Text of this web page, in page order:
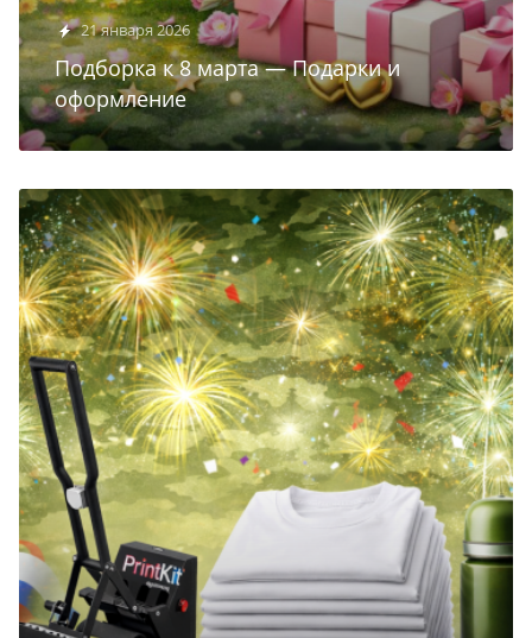
21 января 2026
Подборка к 8 марта — Подарки и
оформление